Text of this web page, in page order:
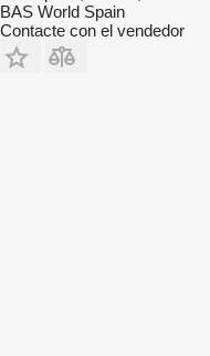
BAS World Spain
Contacte con el vendedor